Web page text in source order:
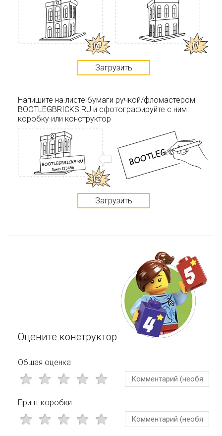
Загрузить
Напишите на листе бумаги ручкой/фломастером
BOOTLEGBRICKS.RU и сфотографируйте с ним
коробку или конструктор
Загрузить
Оцените конструктор
Общая оценка
Принт коробки